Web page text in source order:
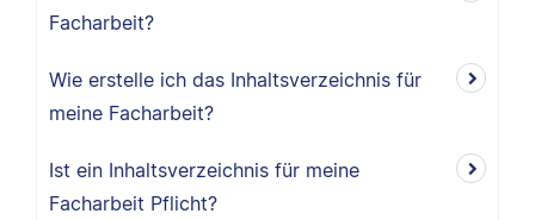
Facharbeit?
Wie erstelle ich das Inhaltsverzeichnis für
meine Facharbeit?
Ist ein Inhaltsverzeichnis für meine
Facharbeit Pflicht?